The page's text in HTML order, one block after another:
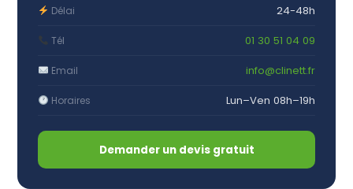
Délai 24-48h
Tél 01 30 51 04 09
Email info@clinett.fr
Horaires Lun–Ven 08h–19h
Demander un devis gratuit